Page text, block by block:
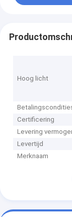
Hoog licht
Certificering
Levering
Levertijd
Merknaam